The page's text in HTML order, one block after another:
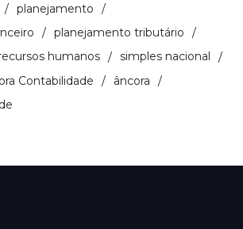
planejamento
planejamento tributário
humanos
simples nacional
Contabilidade
âncora